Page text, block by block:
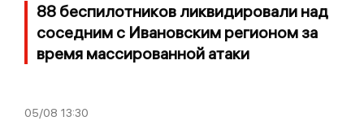
88 беспилотников ликвидировали над
соседним с Ивановским регионом за
время массированной атаки
05/08 13:30